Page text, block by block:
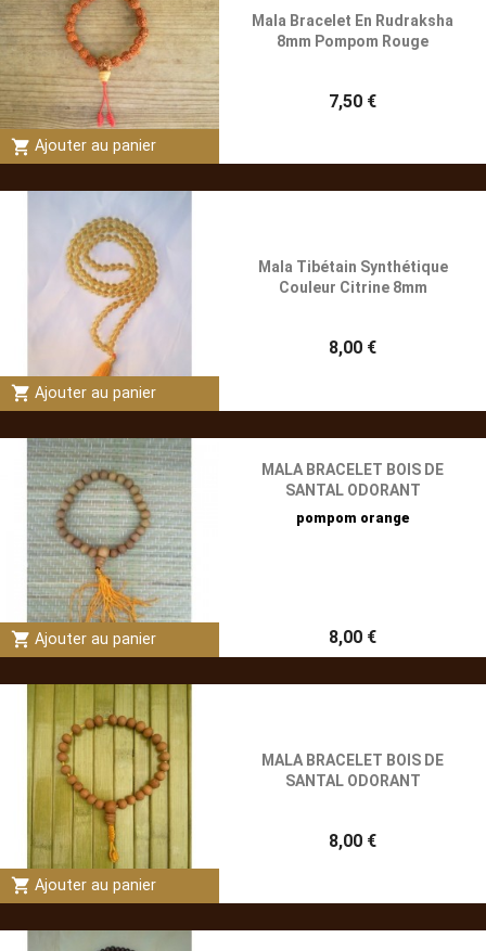
shopping_cart Ajouter au panier
Mala Bracelet En Rudraksha
8mm Pompom Rouge
7,50 €
shopping_cart Ajouter au panier
Mala Tibétain Synthétique
Couleur Citrine 8mm
8,00 €
shopping_cart Ajouter au panier
MALA BRACELET BOIS DE
SANTAL ODORANT
pompom orange
8,00 €
shopping_cart Ajouter au panier
MALA BRACELET BOIS DE
SANTAL ODORANT
8,00 €